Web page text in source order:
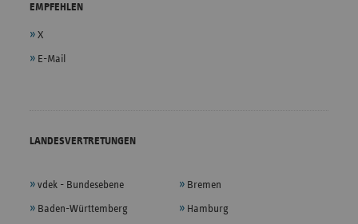
EMPFEHLEN
X
E-Mail
LANDESVERTRETUNGEN
vdek - Bundesebene
Baden-Württemberg
Bremen
Hamburg